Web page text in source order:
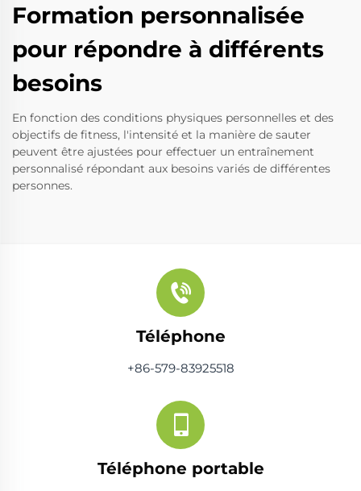
Formation personnalisée
pour répondre à différents
besoins
En fonction des conditions physiques personnelles et des
objectifs de fitness, l'intensité et la manière de sauter
peuvent être ajustées pour effectuer un entraînement
personnalisé répondant aux besoins variés de différentes
personnes.
Téléphone
+86-579-83925518
Téléphone portable